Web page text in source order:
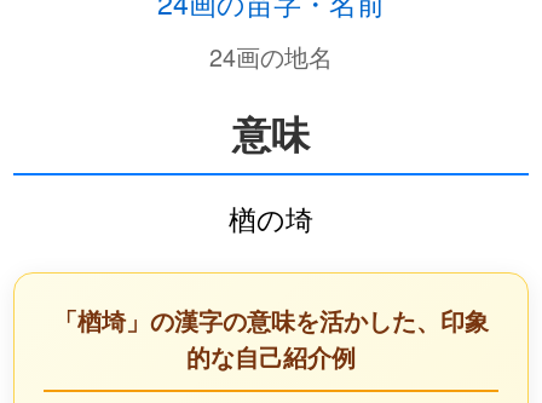
24画の地名
意味
楢の埼
「楢埼」の漢字の意味を活かした、印象
的な自己紹介例